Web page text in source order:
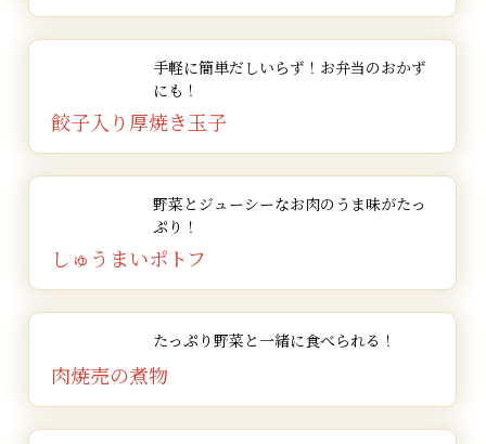
手軽に簡単だしいらず！ お弁当のおかず
にも！
餃子入り厚焼き玉子
野菜とジューシーなお肉の うま味がたっ
ぷり！
しゅうまいポトフ
たっぷり野菜と一緒に食べられる！
肉焼売の煮物